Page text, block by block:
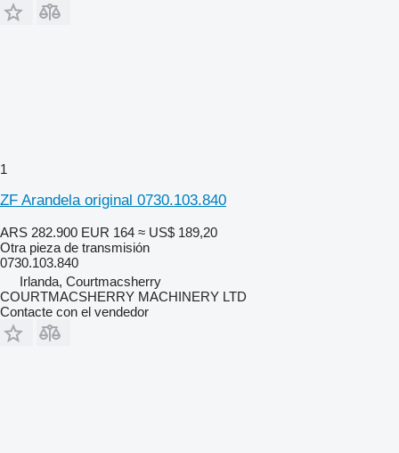
1
ZF Arandela original 0730.103.840
ARS 282.900 EUR 164 ≈ US$ 189,20
Otra pieza de transmisión
0730.103.840
Irlanda, Courtmacsherry
COURTMACSHERRY MACHINERY LTD
Contacte con el vendedor